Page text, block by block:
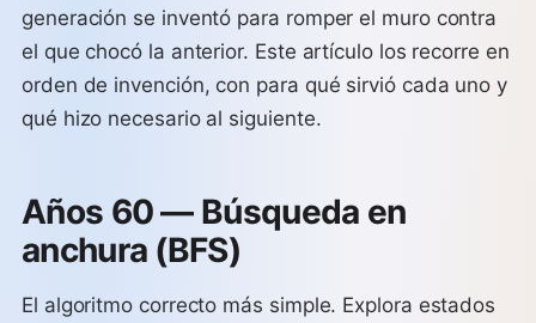
generación se inventó para romper el muro contra
el que chocó la anterior. Este artículo los recorre en
orden de invención, con para qué sirvió cada uno y
qué hizo necesario al siguiente.
Años 60 — Búsqueda en
anchura (BFS)
El algoritmo correcto más simple. Explora estados